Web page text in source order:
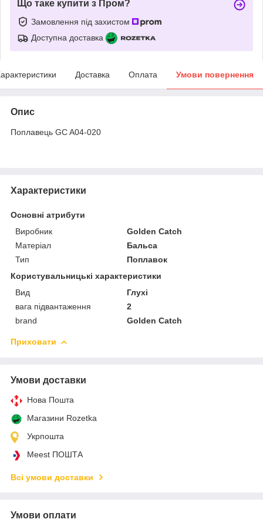
Що таке купити з Пром?
Замовлення під захистом
Доступна доставка
Доставка Оплата Умови повернення
Опис
Поплавець GC A04-020
Характеристики
Основні атрибути
Виробник
Golden Catch
Матеріал
Бальса
Тип
Поплавок
Користувальницькі характеристики
Вид
Глухі
вага підвантаження
2
brand
Golden Catch
Приховати
Умови доставки
Нова Пошта
Магазини Rozetka
Укрпошта
Meest ПОШТА
Всі умови доставки
Умови оплати